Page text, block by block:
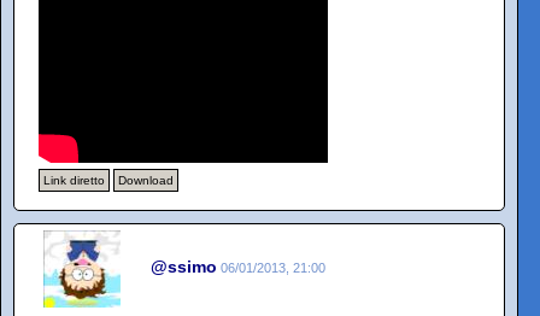
Link diretto Download
@ssimo 06/01/2013, 21:00